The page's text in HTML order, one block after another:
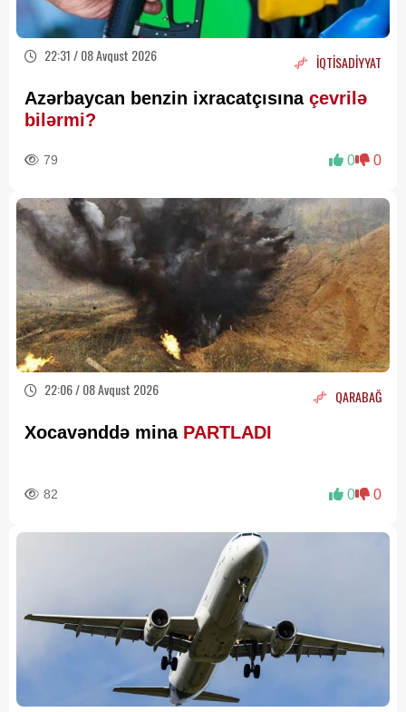
22:31 / 08 Avqust 2026 İQTİSADİYYAT
Azərbaycan benzin ixracatçısınaçevrilə
bilərmi?
79 0 0
22:06 / 08 Avqust 2026 QARABAĞ
Xocavənddə mina PARTLADI
82 0 0